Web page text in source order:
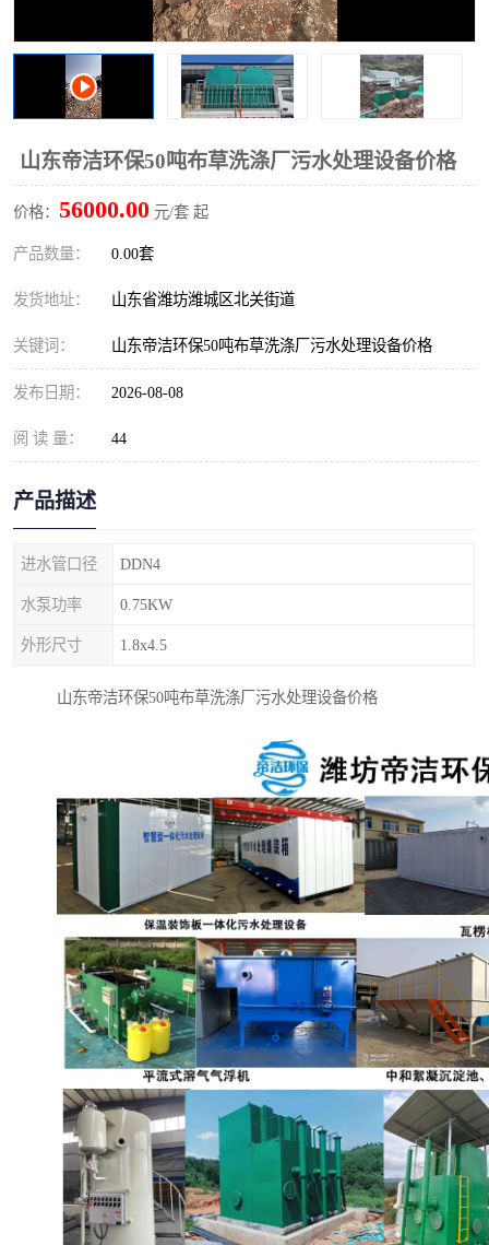
山东帝洁环保50吨布草洗涤厂污水处理设备价格
价格： 56000.00 元/套 起
产品数量： 0.00套
发货地址： 山东省潍坊潍城区北关街道
关键词： 山东帝洁环保50吨布草洗涤厂污水处理设备价格
发布日期： 2026-08-08
阅 读 量： 44
产品描述
进水管口径 DDN4
水泵功率 0.75KW
外形尺寸 1.8x4.5
山东帝洁环保50吨布草洗涤厂污水处理设备价格
客运站污水处理设备 航站楼厕所污水处理设备
UASB厌氧塔 加油站油田景点旅游区污
水处理设备
风电场变电站污水处理设
备
叠螺污泥脱水机
疾控中心一体化设备处理 一体化净北槽污水处理设
餐具消毒污水处理设备
塑料编织袋一体化污水处
理设备
养老院污水处理一体化设
整形医院污水处理设备
酿酒厂一体化污水处理设
备
生活一体化污水处理设备
复合二氧化氯发生器污水
处理设备
屠宰场一体化污水处理设
地埋式一体化污水处理设 加药装置污水设备
MBR膜污水处理设备
气浮机一体化污水处理设 污水处理设备生产厂家
印刷厂污水处理设备 二级生化污水处理设备
污水提升泵站 口腔科污水处理设备
A2O污水处理设备 乡村污水处理一体化设备
风景区生活污水处理一体 一体化污水处理设备
无动力一体化污水处理设 服务区一体化污水处理设
备
成套生活污水处理设备 小型污水处理设备
肉制品加工污水处理设备 农村一体化污水处理设备